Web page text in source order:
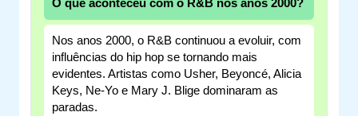
O que aconteceu com o R&B nos anos 2000?
Nos anos 2000, o R&B continuou a evoluir, com
influências do hip hop se tornando mais
evidentes. Artistas como Usher, Beyoncé, Alicia
Keys, Ne-Yo e Mary J. Blige dominaram as
paradas.